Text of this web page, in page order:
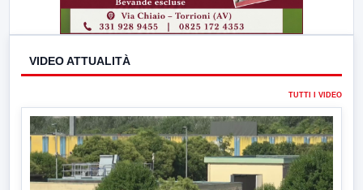
VIDEO ATTUALITÀ
TUTTI I VIDEO